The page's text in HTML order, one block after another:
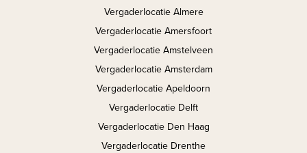
Vergaderlocatie Almere
Vergaderlocatie Amersfoort
Vergaderlocatie Amstelveen
Vergaderlocatie Amsterdam
Vergaderlocatie Apeldoorn
Vergaderlocatie Delft
Vergaderlocatie Den Haag
Vergaderlocatie Drenthe